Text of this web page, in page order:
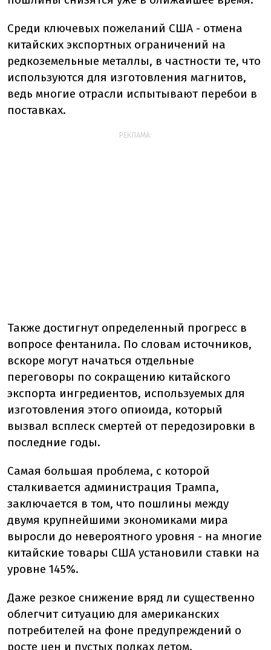
Среди ключевых пожеланий США - отмена
китайских экспортных ограничений на
редкоземельные металлы, в частности те, что
используются для изготовления магнитов,
ведь многие отрасли испытывают перебои в
поставках.
РЕКЛАМА:
Также достигнут определенный прогресс в
вопросе фентанила. По словам источников,
вскоре могут начаться отдельные
переговоры по сокращению китайского
экспорта ингредиентов, используемых для
изготовления этого опиоида, который
вызвал всплеск смертей от передозировки в
последние годы.
Самая большая проблема, с которой
сталкивается администрация Трампа,
заключается в том, что пошлины между
двумя крупнейшими экономиками мира
выросли до невероятного уровня - на многие
китайские товары США установили ставки на
уровне 145%.
Даже резкое снижение вряд ли существенно
облегчит ситуацию для американских
потребителей на фоне предупреждений о
росте цен и пустых полках летом.